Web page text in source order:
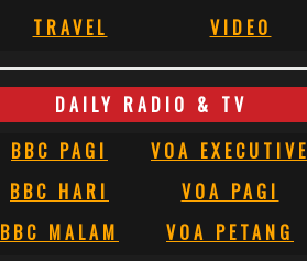
TRAVEL
VIDEO
DAILY RADIO & TV
BBC PAGI
VOA EXECUTIVE
BBC HARI
VOA PAGI
BBC MALAM
VOA PETANG